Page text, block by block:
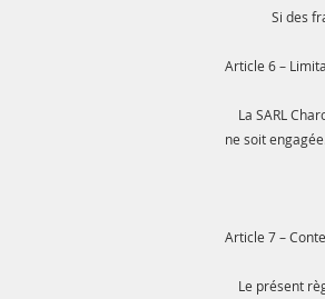
Si des frais
Article 6 –
La SARL
ne soit
Article 7 –
Le présent